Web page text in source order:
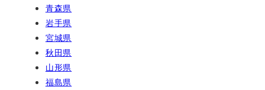
青森県
岩手県
宮城県
秋田県
山形県
福島県